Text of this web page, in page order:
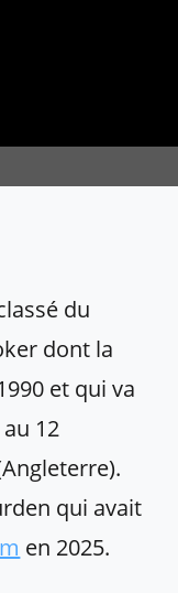
du
dont la
et qui va
12
qui avait
en 2025.